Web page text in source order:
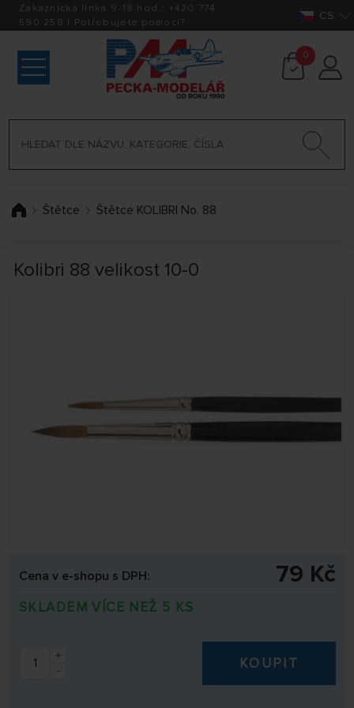
Zákaznická linka 9-18 hod.: +420 774
590 258 | Potřebujete pomoci? CS
0
Štětce Štětce KOLIBRI No. 88
Kolibri 88 velikost 10-0
Cena v e-shopu s DPH: 79 Kč
SKLADEM VÍCE NEŽ 5 KS
+
-
KOUPIT